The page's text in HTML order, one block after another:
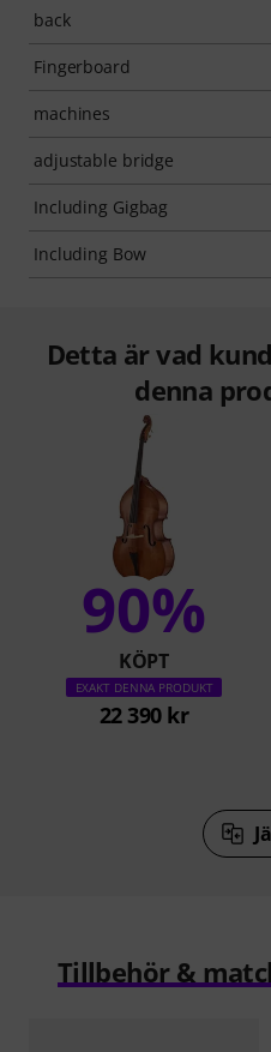
back
Fingerboard
machines
adjustable bridge
Including Gigbag
Including Bow
Detta är vad
denna
90%
KÖPT
EXAKT DENNA PRODUKT
22 390 kr
Tillbehör &